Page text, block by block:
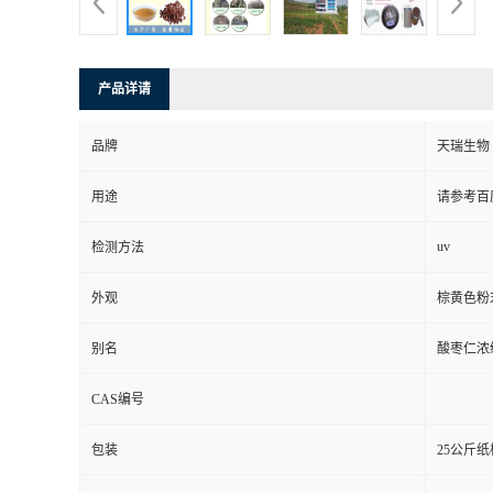
产品详请
品牌 天瑞生物
用途 请参考百
检测方法 uv
外观 棕黄色粉
别名 酸枣仁浓
CAS编号
包装 25公斤纸